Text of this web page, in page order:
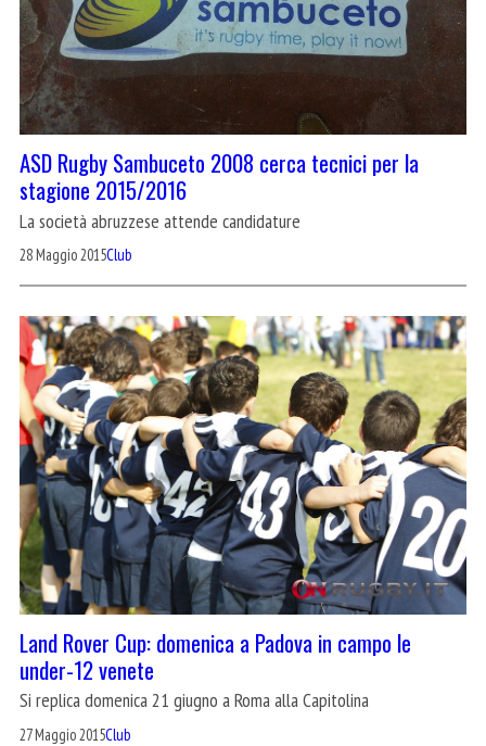
ASD Rugby Sambuceto 2008 cerca tecnici per la
stagione 2015/2016
La società abruzzese attende candidature
28 Maggio 2015Club
Land Rover Cup: domenica a Padova in campo le
under-12 venete
Si replica domenica 21 giugno a Roma alla Capitolina
27 Maggio 2015Club